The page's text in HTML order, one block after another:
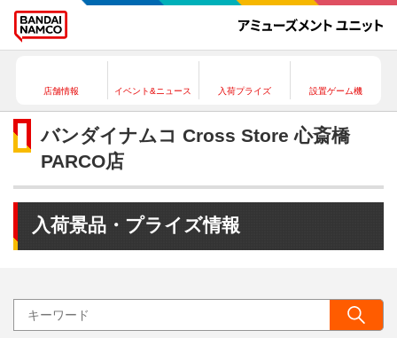
店舗情報 イベント&ニュース 入荷プライズ 設置ゲーム機
バンダイナムコ Cross Store 心斎橋
PARCO店
入荷景品・プライズ情報